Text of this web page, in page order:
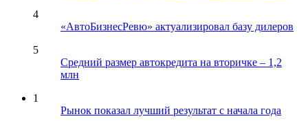
4
«АвтоБизнесРевю» актуализировал базу дилеров
5
Средний размер автокредита на вторичке – 1,2
млн
1
Рынок показал лучший результат с начала года